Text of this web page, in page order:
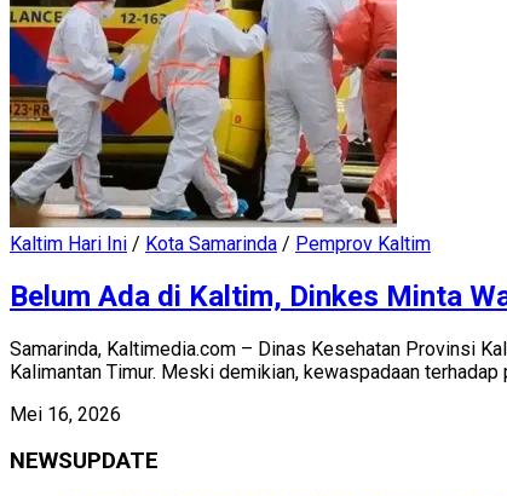
Kaltim Hari Ini / Kota Samarinda / Pemprov Kaltim
Belum Ada di Kaltim, Dinkes Minta
Samarinda, Kaltimedia.com – Dinas Kesehatan Provinsi
Kalimantan Timur. Meski demikian, kewaspadaan
Mei 16, 2026
NEWSUPDATE